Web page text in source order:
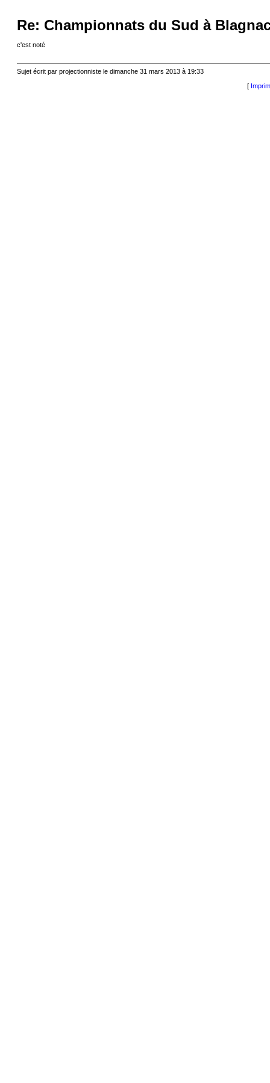
Re: Championnats du Sud à
c'est noté
Sujet écrit par projectionniste le dimanche 31 mars 2013 à 19:33
[